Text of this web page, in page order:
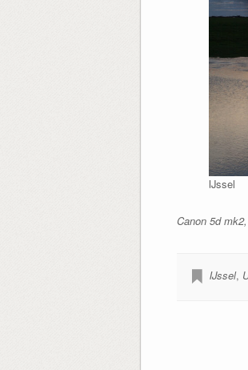
IJssel
Canon 5d
IJssel,